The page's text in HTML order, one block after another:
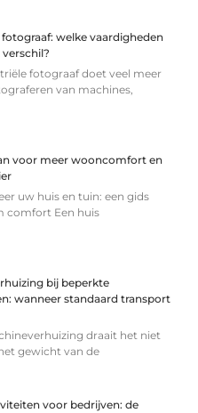
welke vaardigheden
fotograaf doet veel meer
van machines,
voor meer wooncomfort en
uw huis en tuin: een gids
comfort Een huis
bij beperkte
wanneer standaard transport
draait het niet
gewicht van de
voor bedrijven: de